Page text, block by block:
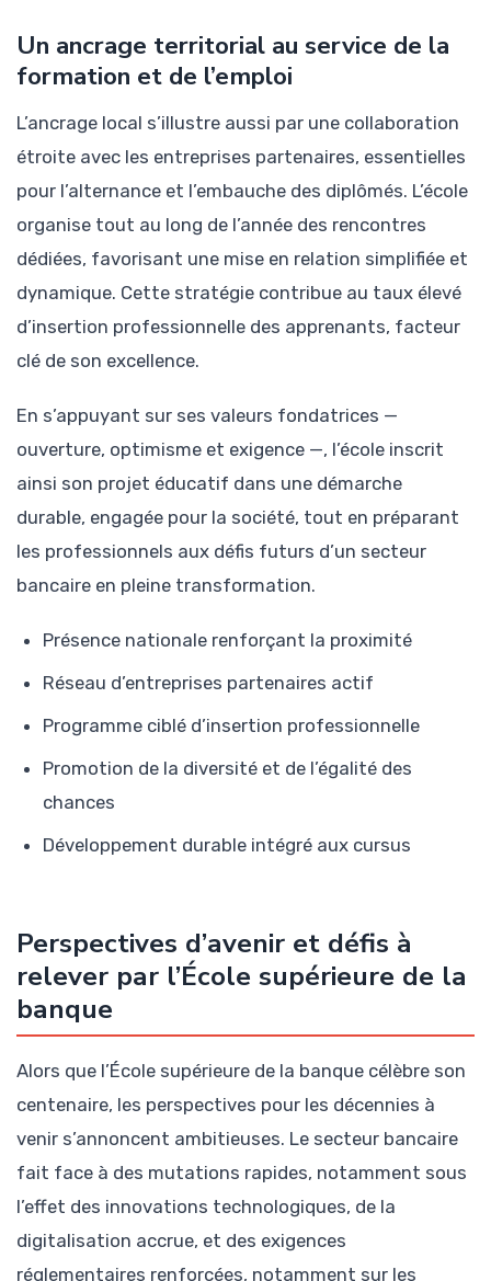
Un ancrage territorial au service de la
formation et de l’emploi
L’ancrage local s’illustre aussi par une collaboration
étroite avec les entreprises partenaires, essentielles
pour l’alternance et l’embauche des diplômés. L’école
organise tout au long de l’année des rencontres
dédiées, favorisant une mise en relation simplifiée et
dynamique. Cette stratégie contribue au taux élevé
d’insertion professionnelle des apprenants, facteur
clé de son excellence.
En s’appuyant sur ses valeurs fondatrices —
ouverture, optimisme et exigence —, l’école inscrit
ainsi son projet éducatif dans une démarche
durable, engagée pour la société, tout en préparant
les professionnels aux défis futurs d’un secteur
bancaire en pleine transformation.
Présence nationale renforçant la proximité
Réseau d’entreprises partenaires actif
Programme ciblé d’insertion professionnelle
Promotion de la diversité et de l’égalité des
chances
Développement durable intégré aux cursus
Perspectives d’avenir et défis à
relever par l’École supérieure de la
banque
Alors que l’École supérieure de la banque célèbre son
centenaire, les perspectives pour les décennies à
venir s’annoncent ambitieuses. Le secteur bancaire
fait face à des mutations rapides, notamment sous
l’effet des innovations technologiques, de la
digitalisation accrue, et des exigences
réglementaires renforcées, notamment sur les